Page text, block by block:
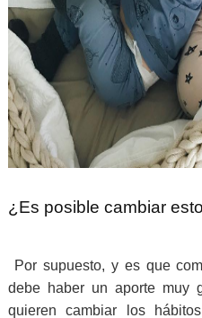
¿Es posible cambiar
Por supuesto, y es que
debe haber un aporte muy
quieren cambiar los